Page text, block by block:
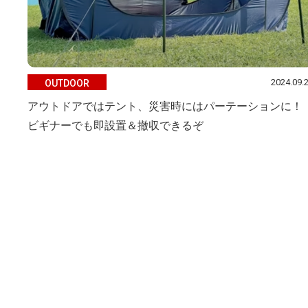
OUTDOOR
アウトドアではテント、災害時にはパーテーションに！
ビギナーでも即設置＆撤収できるぞ